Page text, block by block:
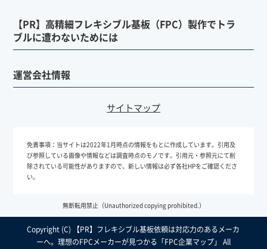
【PR】高精細フレキシブル基板（FPC）製作でトラ
ブルに遭わないためには
運営会社情報
サイトマップ
免責事項： 当サイトは2022年1月時点の情報をもとに作成しています。引用及
び参照している画像や情報などは調査時点のモノです。引用元・参照元にて削
除されている可能性がありますので、新しい情報は必ず各社HPをご確認くださ
い。
無断転用禁止（Unauthorized copying prohibited.）
Copyright (C)
フレキシブル基板依頼は対応力のあるメーカ
ーへ。理想のFPCメーカーが見つかる「FPC企業マップ」 All